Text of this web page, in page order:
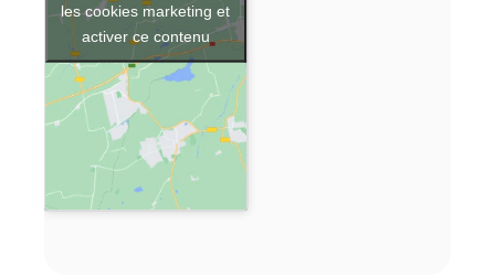
les cookies marketing et
activer ce contenu